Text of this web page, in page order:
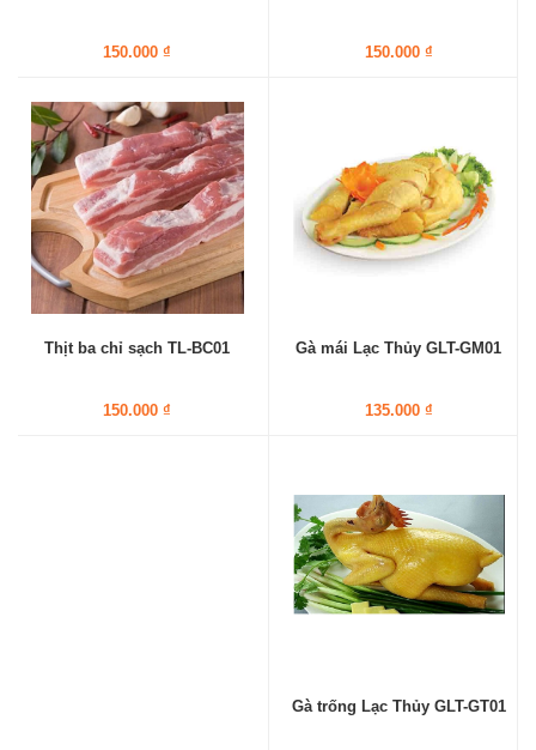
150.000 ₫ 150.000 ₫
Thịt ba chỉ sạch TL-BC01
150.000 ₫
Gà mái Lạc Thủy GLT-GM01
135.000 ₫
Gà trống Lạc Thủy GLT-GT01